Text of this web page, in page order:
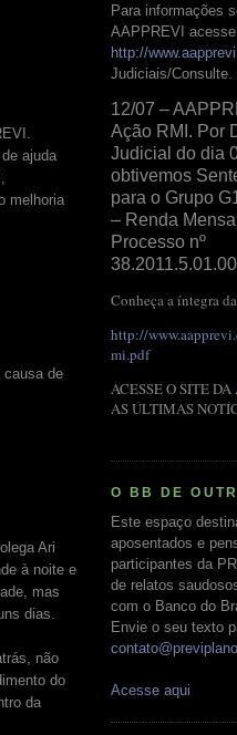
ajuda
melhoria
causa de
Ari
à noite e
mas
dias.
não
do
da
Para informações
AAPPREVI
http://
Judiciais/Consulte.
12/07 –
Ação RMI. Por
Judicial do dia
obtivemos
para o Grupo
– Renda
Processo nº
Conheça a íntegra
http://
mi.pdf
ACESSE O SITE DA
AS ÚLTIMAS
O BB DE
Este espaço
aposentados e
participantes da
de relatos
com o Banco do
Envie o seu texto
Acesse aqui